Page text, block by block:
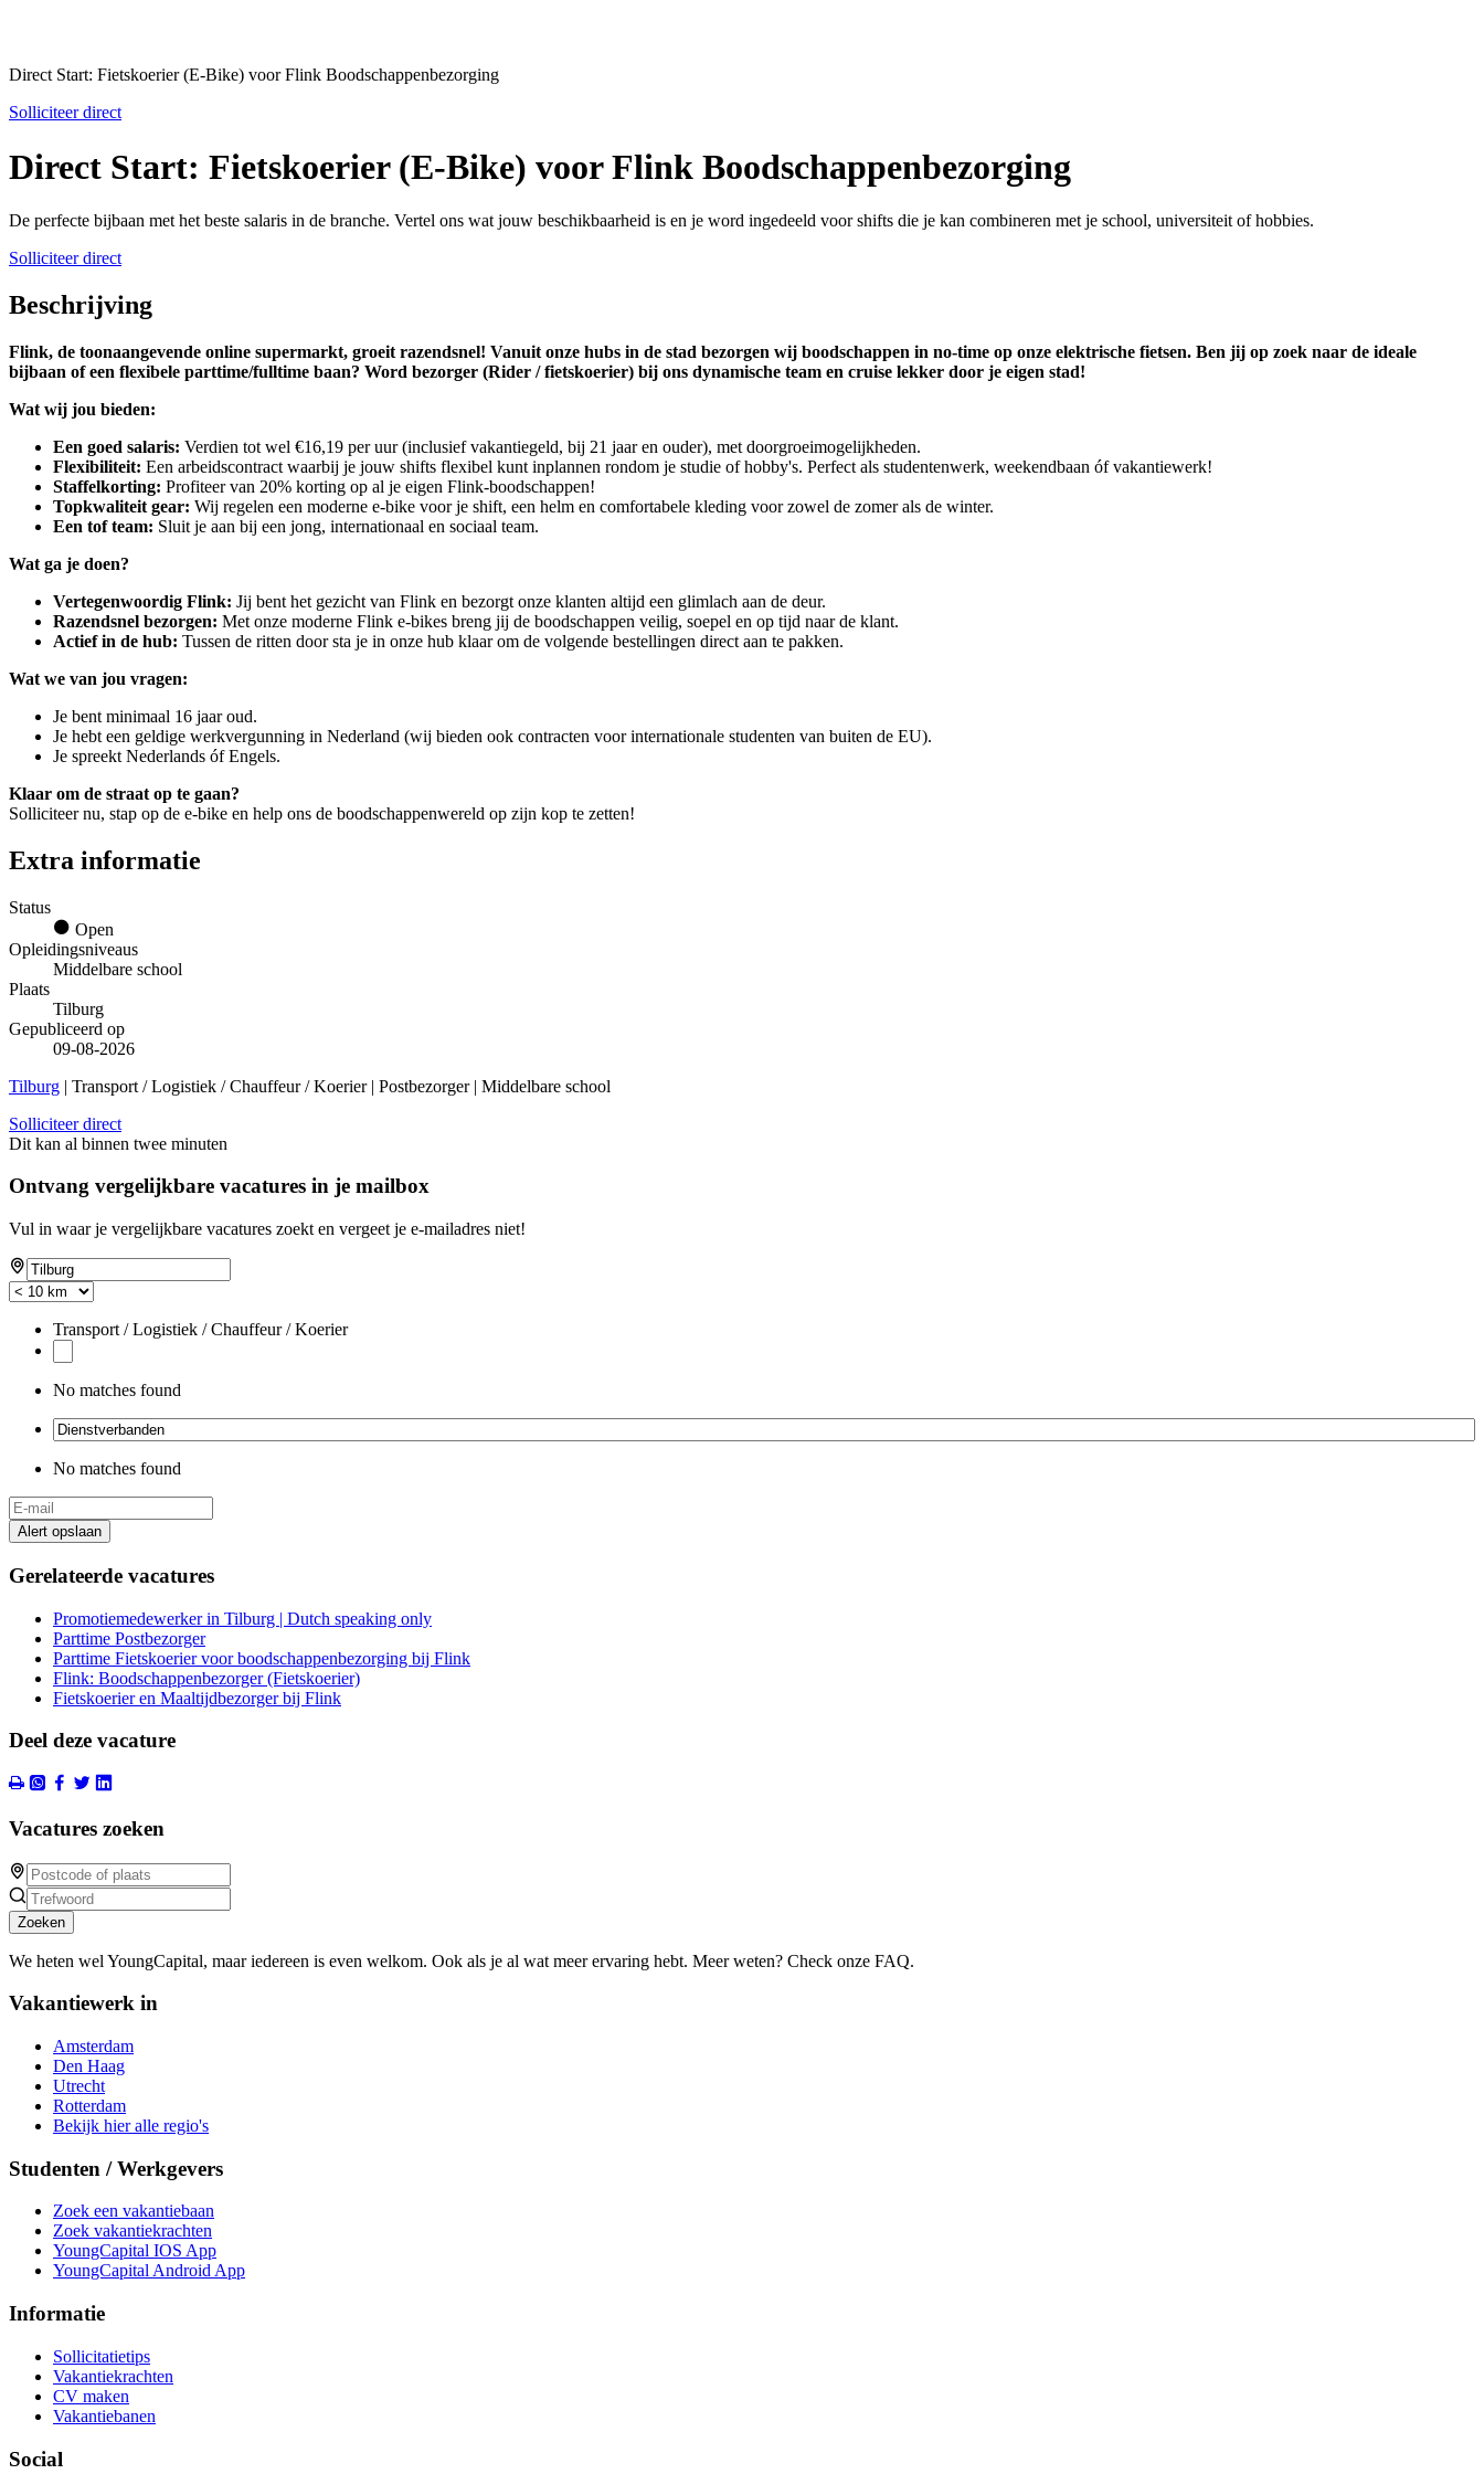
Direct Start: Fietskoerier (E-Bike) voor Flink Boodschappenbezorging
Solliciteer direct
Direct Start: Fietskoerier (E-Bike) voor Flink Boodschappenbezorging
De perfecte bijbaan met het beste salaris in de branche. Vertel ons wat jouw beschikbaarheid is en je word ingedeeld voor shifts die je kan combineren met je school, universiteit of hobbies.
Solliciteer direct
Beschrijving
Flink, de toonaangevende online supermarkt, groeit razendsnel! Vanuit onze hubs in de stad bezorgen wij boodschappen in no-time op onze elektrische fietsen. Ben jij op zoek naar de ideale
bijbaan of een flexibele parttime/fulltime baan? Word bezorger (Rider / fietskoerier) bij ons dynamische team en cruise lekker door je eigen stad!
Wat wij jou bieden:
Een goed salaris: Verdien tot wel €16,19 per uur (inclusief vakantiegeld, bij 21 jaar en ouder), met doorgroeimogelijkheden.
Flexibiliteit: Een arbeidscontract waarbij je jouw shifts flexibel kunt inplannen rondom je studie of hobby's. Perfect als studentenwerk, weekendbaan óf vakantiewerk!
Staffelkorting: Profiteer van 20% korting op al je eigen Flink-boodschappen!
Topkwaliteit gear: Wij regelen een moderne e-bike voor je shift, een helm en comfortabele kleding voor zowel de zomer als de winter.
Een tof team: Sluit je aan bij een jong, internationaal en sociaal team.
Wat ga je doen?
Vertegenwoordig Flink: Jij bent het gezicht van Flink en bezorgt onze klanten altijd een glimlach aan de deur.
Razendsnel bezorgen: Met onze moderne Flink e-bikes breng jij de boodschappen veilig, soepel en op tijd naar de klant.
Actief in de hub: Tussen de ritten door sta je in onze hub klaar om de volgende bestellingen direct aan te pakken.
Wat we van jou vragen:
Je bent minimaal 16 jaar oud.
Je hebt een geldige werkvergunning in Nederland (wij bieden ook contracten voor internationale studenten van buiten de EU).
Je spreekt Nederlands óf Engels.
Klaar om de straat op te gaan?
Solliciteer nu, stap op de e-bike en help ons de boodschappenwereld op zijn kop te zetten!
Extra informatie
Status
Open
Opleidingsniveaus
Middelbare school
Plaats
Tilburg
Gepubliceerd op
09-08-2026
Tilburg | Transport / Logistiek / Chauffeur / Koerier | Postbezorger | Middelbare school
Solliciteer direct
Dit kan al binnen twee minuten
Ontvang vergelijkbare vacatures in je mailbox
Vul in waar je vergelijkbare vacatures zoekt en vergeet je e-mailadres niet!
Transport / Logistiek / Chauffeur / Koerier
No matches found
No matches found
Alert opslaan
Gerelateerde vacatures
Promotiemedewerker in Tilburg | Dutch speaking only
Parttime Postbezorger
Parttime Fietskoerier voor boodschappenbezorging bij Flink
Flink: Boodschappenbezorger (Fietskoerier)
Fietskoerier en Maaltijdbezorger bij Flink
Deel deze vacature
Vacatures zoeken
Zoeken
We heten wel YoungCapital, maar iedereen is even welkom. Ook als je al wat meer ervaring hebt. Meer weten? Check onze FAQ.
Vakantiewerk in
Amsterdam
Den Haag
Utrecht
Rotterdam
Bekijk hier alle regio's
Studenten / Werkgevers
Zoek een vakantiebaan
Zoek vakantiekrachten
YoungCapital IOS App
YoungCapital Android App
Informatie
Sollicitatietips
Vakantiekrachten
CV maken
Vakantiebanen
Social